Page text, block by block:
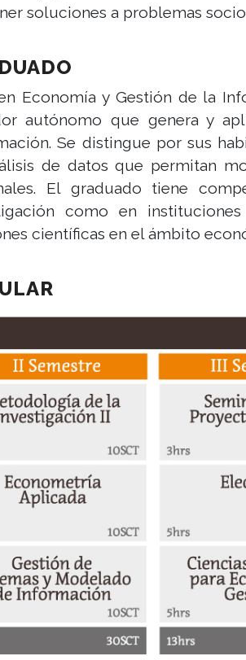
soluciones a problemas
Economía y Gestión de la
autónomo que genera y
Se distingue por sus
de datos que permitan
El graduado tiene
como en
científicas en el ámbito